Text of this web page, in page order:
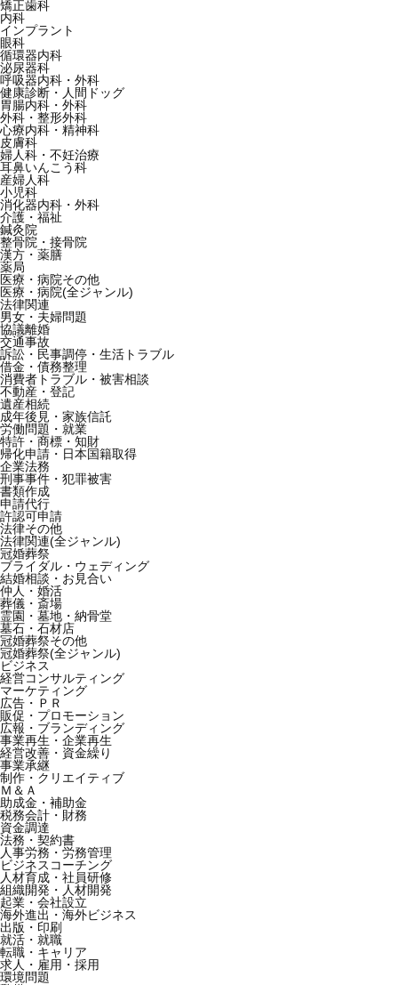
矯正歯科
内科
インプラント
眼科
循環器内科
泌尿器科
呼吸器内科・外科
健康診断・人間ドッグ
胃腸内科・外科
外科・整形外科
心療内科・精神科
皮膚科
婦人科・不妊治療
耳鼻いんこう科
産婦人科
小児科
消化器内科・外科
介護・福祉
鍼灸院
整骨院・接骨院
漢方・薬膳
薬局
医療・病院その他
医療・病院(全ジャンル)
法律関連
男女・夫婦問題
協議離婚
交通事故
訴訟・民事調停・生活トラブル
借金・債務整理
消費者トラブル・被害相談
不動産・登記
遺産相続
成年後見・家族信託
労働問題・就業
特許・商標・知財
帰化申請・日本国籍取得
企業法務
刑事事件・犯罪被害
書類作成
申請代行
許認可申請
法律その他
法律関連(全ジャンル)
冠婚葬祭
ブライダル・ウェディング
結婚相談・お見合い
仲人・婚活
葬儀・斎場
霊園・墓地・納骨堂
墓石・石材店
冠婚葬祭その他
冠婚葬祭(全ジャンル)
ビジネス
経営コンサルティング
マーケティング
広告・ＰＲ
販促・プロモーション
広報・ブランディング
事業再生・企業再生
経営改善・資金繰り
事業承継
制作・クリエイティブ
Ｍ＆Ａ
助成金・補助金
税務会計・財務
資金調達
法務・契約書
人事労務・労務管理
ビジネスコーチング
人材育成・社員研修
組織開発・人材開発
起業・会社設立
海外進出・海外ビジネス
出版・印刷
就活・就職
転職・キャリア
求人・雇用・採用
環境問題